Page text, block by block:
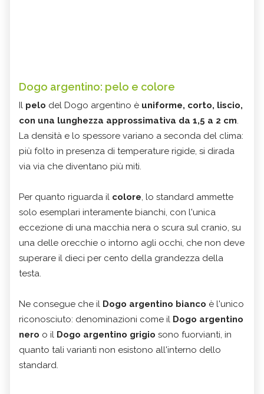
Dogo argentino: pelo e colore
Il pelo del Dogo argentino è uniforme, corto, liscio,
con una lunghezza approssimativa da 1,5 a 2 cm
La densità e lo spessore variano a seconda del clima:
più folto in presenza di temperature rigide, si dirada
via via che diventano più miti.
Per quanto riguarda il colore , lo standard ammette
solo esemplari interamente bianchi, con l'unica
eccezione di una macchia nera o scura sul cranio, su
una delle orecchie o intorno agli occhi, che non deve
superare il dieci per cento della grandezza della
testa.
Ne consegue che il Dogo argentino bianco è l'unico
riconosciuto: denominazioni come il Dogo argentino
nero o il Dogo argentino grigio sono fuorvianti, in
quanto tali varianti non esistono all'interno dello
standard.